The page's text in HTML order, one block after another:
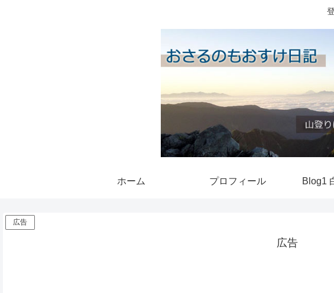
ホーム プロフィール Blog1
広告
広告